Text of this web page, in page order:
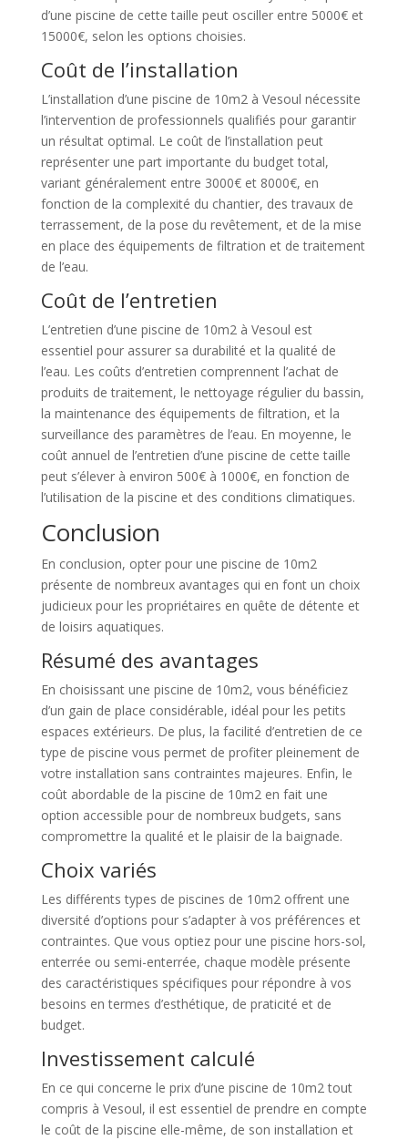
d’une piscine de cette taille peut osciller entre 5000€ et
15000€, selon les options choisies.
Coût de l’installation
L’installation d’une piscine de 10m2 à Vesoul nécessite
l’intervention de professionnels qualifiés pour garantir
un résultat optimal. Le coût de l’installation peut
représenter une part importante du budget total,
variant généralement entre 3000€ et 8000€, en
fonction de la complexité du chantier, des travaux de
terrassement, de la pose du revêtement, et de la mise
en place des équipements de filtration et de traitement
de l’eau.
Coût de l’entretien
L’entretien d’une piscine de 10m2 à Vesoul est
essentiel pour assurer sa durabilité et la qualité de
l’eau. Les coûts d’entretien comprennent l’achat de
produits de traitement, le nettoyage régulier du bassin,
la maintenance des équipements de filtration, et la
surveillance des paramètres de l’eau. En moyenne, le
coût annuel de l’entretien d’une piscine de cette taille
peut s’élever à environ 500€ à 1000€, en fonction de
l’utilisation de la piscine et des conditions climatiques.
Conclusion
En conclusion, opter pour une piscine de 10m2
présente de nombreux avantages qui en font un choix
judicieux pour les propriétaires en quête de détente et
de loisirs aquatiques.
Résumé des avantages
En choisissant une piscine de 10m2, vous bénéficiez
d’un gain de place considérable, idéal pour les petits
espaces extérieurs. De plus, la facilité d’entretien de ce
type de piscine vous permet de profiter pleinement de
votre installation sans contraintes majeures. Enfin, le
coût abordable de la piscine de 10m2 en fait une
option accessible pour de nombreux budgets, sans
compromettre la qualité et le plaisir de la baignade.
Choix variés
Les différents types de piscines de 10m2 offrent une
diversité d’options pour s’adapter à vos préférences et
contraintes. Que vous optiez pour une piscine hors-sol,
enterrée ou semi-enterrée, chaque modèle présente
des caractéristiques spécifiques pour répondre à vos
besoins en termes d’esthétique, de praticité et de
budget.
Investissement calculé
En ce qui concerne le prix d’une piscine de 10m2 tout
compris à Vesoul, il est essentiel de prendre en compte
le coût de la piscine elle-même, de son installation et